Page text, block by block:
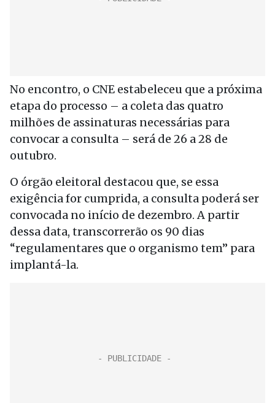
No encontro, o CNE estabeleceu que a próxima
etapa do processo – a coleta das quatro
milhões de assinaturas necessárias para
convocar a consulta – será de 26 a 28 de
outubro.
O órgão eleitoral destacou que, se essa
exigência for cumprida, a consulta poderá ser
convocada no início de dezembro. A partir
dessa data, transcorrerão os 90 dias
“regulamentares que o organismo tem” para
implantá-la.